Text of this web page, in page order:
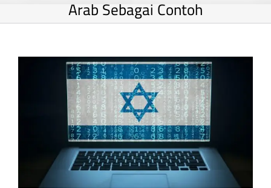
Arab Sebagai Contoh